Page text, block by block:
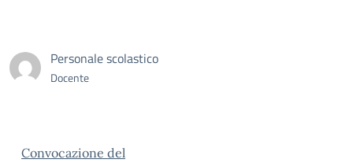
Personale scolastico
Docente
Convocazione del